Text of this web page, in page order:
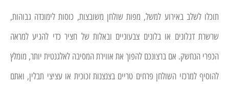
תוכלו לשלב באירוע למשל, מפות שולחן משובצות, כוסות לימונדה גבוהות,
שרשרת דגלונים או בלונים צבעוניים ובאלות של חציר כדי להגיע למראה
הכפרי הנחשק. אם ברצונכם להפוך את אווירת המסיבה לאלגנטית יותר, מומלץ
להוסיף למרכזי השולחן פרחים טריים בצנצנות זכוכית או עציצי תבלין, ואתם